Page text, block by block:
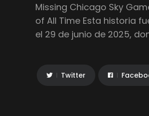
Missing Chicago Sky
of All Time Esta historia
el 29 de junio de 2025,
Twitter